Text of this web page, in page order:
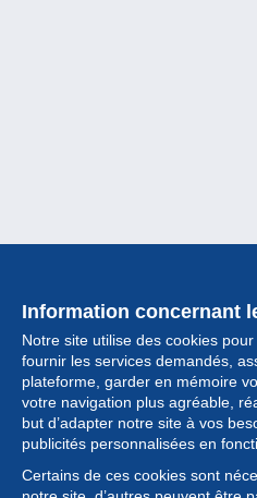
Information concernant
Notre site utilise des cookies
fournir les services demandés,
plateforme, garder en mémoire
votre navigation plus agréable,
but d’adapter notre site à vos
publicités personnalisées en
Certains de ces cookies sont
Collection
Actualités